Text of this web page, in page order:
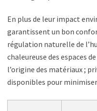
En plus de leur impact
garantissent un bon
régulation naturelle de
chaleureuse des espaces
l’origine des matériaux ;
disponibles pour